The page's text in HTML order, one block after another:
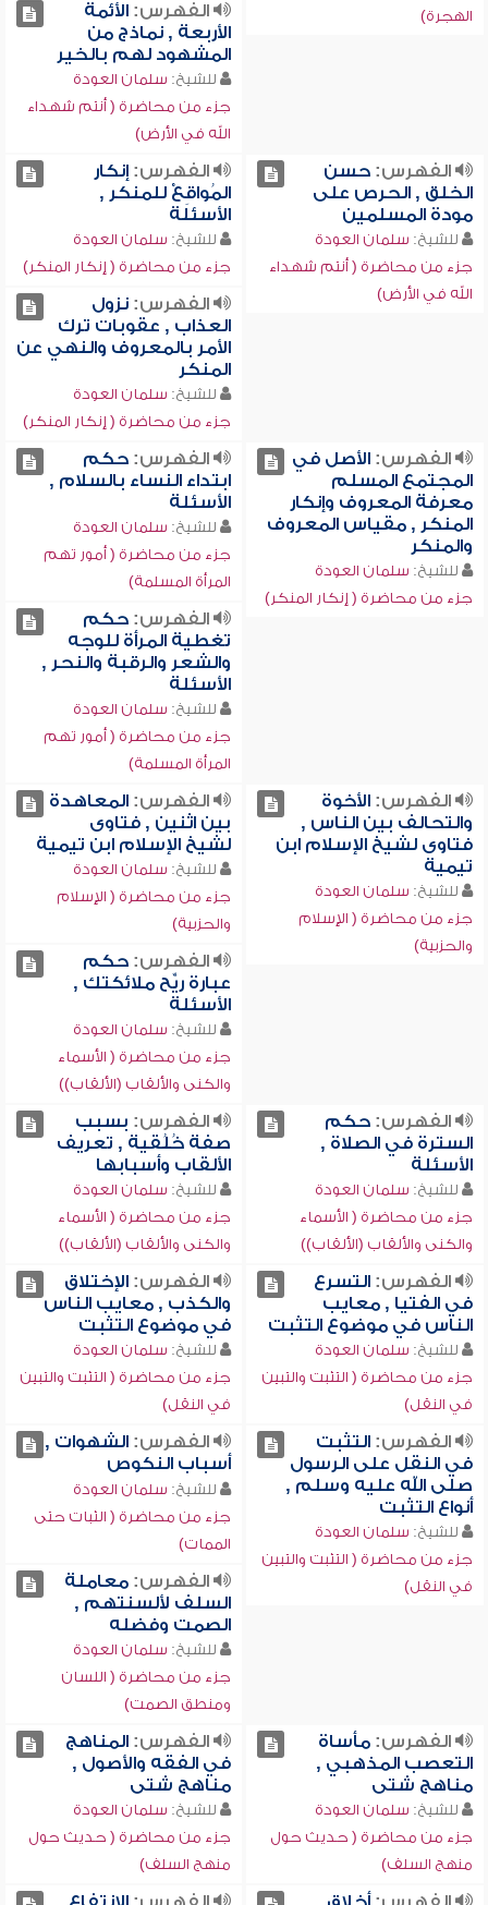
الهجرة)
الفهرس:الأئمة
الأربعة , نماذج من
المشهود لهم بالخير
للشيخ: سلمان العودة
جزء من محاضرة ( أنتم شهداء
الله في الأرض)
الفهرس:حسن
الخلق , الحرص على
مودة المسلمين
للشيخ: سلمان العودة
جزء من محاضرة ( أنتم شهداء
الله في الأرض)
الفهرس:إنكار
المُواقِعْ للمنكر ,
الأسئلة
للشيخ: سلمان العودة
جزء من محاضرة ( إنكار المنكر)
الفهرس:نزول
العذاب , عقوبات ترك
الأمر بالمعروف والنهي عن
المنكر
للشيخ: سلمان العودة
جزء من محاضرة ( إنكار المنكر)
الفهرس:الأصل في
المجتمع المسلم
معرفة المعروف وإنكار
المنكر , مقياس المعروف
والمنكر
للشيخ: سلمان العودة
جزء من محاضرة ( إنكار المنكر)
الفهرس:حكم
ابتداء النساء بالسلام ,
الأسئلة
للشيخ: سلمان العودة
جزء من محاضرة ( أمور تهم
المرأة المسلمة)
الفهرس:حكم
تغطية المرأة للوجه
والشعر والرقبة والنحر ,
الأسئلة
للشيخ: سلمان العودة
جزء من محاضرة ( أمور تهم
المرأة المسلمة)
الفهرس:الأخوة
والتحالف بين الناس ,
فتاوى لشيخ الإسلام ابن
تيمية
للشيخ: سلمان العودة
جزء من محاضرة ( الإسلام
والحزبية)
الفهرس:المعاهدة
بين اثنين , فتاوى
لشيخ الإسلام ابن تيمية
للشيخ: سلمان العودة
جزء من محاضرة ( الإسلام
والحزبية)
الفهرس:حكم
عبارة ريِّح ملائكتك ,
الأسئلة
للشيخ: سلمان العودة
جزء من محاضرة ( الأسماء
والكنى والألقاب (الألقاب))
الفهرس:حكم
السترة في الصلاة ,
الأسئلة
للشيخ: سلمان العودة
جزء من محاضرة ( الأسماء
والكنى والألقاب (الألقاب))
الفهرس: بسبب
صفة خُلُقية , تعريف
الألقاب وأسبابها
للشيخ: سلمان العودة
جزء من محاضرة ( الأسماء
والكنى والألقاب (الألقاب))
الفهرس:التسرع
في الفتيا , معايب
الناس في موضوع التثبت
للشيخ: سلمان العودة
جزء من محاضرة ( التثبت والتبين
في النقل)
الفهرس:الإختلاق
والكذب , معايب الناس
في موضوع التثبت
للشيخ: سلمان العودة
جزء من محاضرة ( التثبت والتبين
في النقل)
الفهرس:التثبت
في النقل على الرسول
صلى الله عليه وسلم ,
أنواع التثبت
للشيخ: سلمان العودة
جزء من محاضرة ( التثبت والتبين
في النقل)
الفهرس:الشهوات ,
أسباب النكوص
للشيخ: سلمان العودة
جزء من محاضرة ( الثبات حتى
الممات)
الفهرس:معاملة
السلف لألسنتهم ,
الصمت وفضله
للشيخ: سلمان العودة
جزء من محاضرة ( اللسان
ومنطق الصمت)
الفهرس:مأساة
التعصب المذهبي ,
مناهج شتى
للشيخ: سلمان العودة
جزء من محاضرة ( حديث حول
منهج السلف)
الفهرس:المناهج
في الفقه والأصول ,
مناهج شتى
للشيخ: سلمان العودة
جزء من محاضرة ( حديث حول
منهج السلف)